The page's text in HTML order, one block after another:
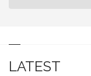
LATEST